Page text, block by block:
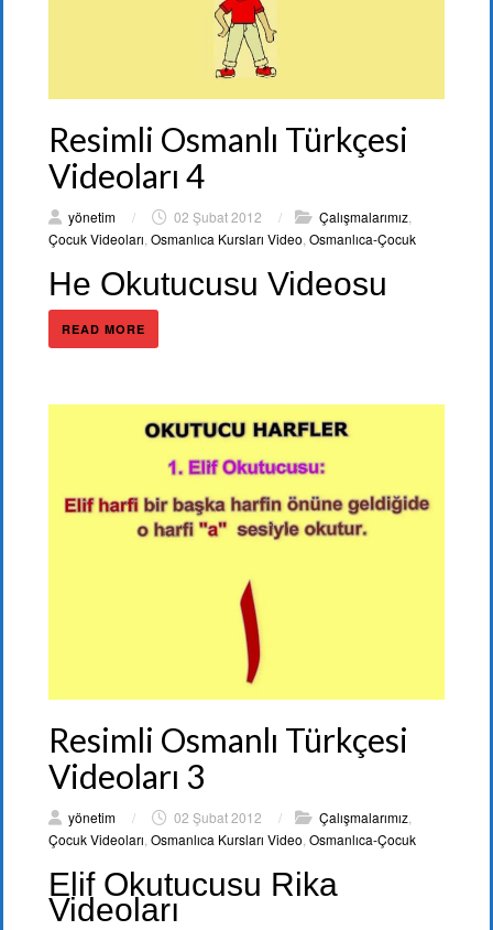
Resimli Osmanlı Türkçesi
Videoları 4
yönetim / 02 Şubat 2012 / Çalışmalarımız
Çocuk Videoları Osmanlıca Kursları Video Osmanlıca-Çocuk
He Okutucusu Videosu
READ MORE
Resimli Osmanlı Türkçesi
Videoları 3
yönetim / 02 Şubat 2012 / Çalışmalarımız
Çocuk Videoları Osmanlıca Kursları Video Osmanlıca-Çocuk
Elif Okutucusu Rika
Videoları